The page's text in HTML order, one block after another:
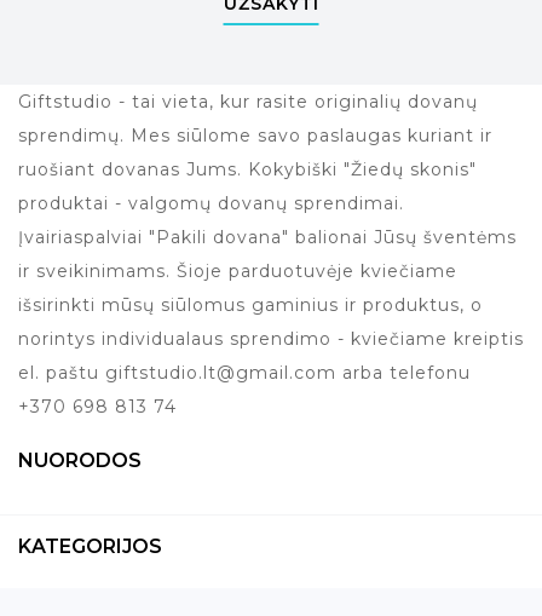
Giftstudio - tai vieta, kur rasite originalių dovanų
sprendimų. Mes siūlome savo paslaugas kuriant ir
ruošiant dovanas Jums. Kokybiški "Žiedų skonis"
produktai - valgomų dovanų sprendimai.
Įvairiaspalviai "Pakili dovana" balionai Jūsų šventėms
ir sveikinimams. Šioje parduotuvėje kviečiame
išsirinkti mūsų siūlomus gaminius ir produktus, o
norintys individualaus sprendimo - kviečiame kreiptis
el. paštu giftstudio.lt@gmail.com arba telefonu
+370 698 813 74
NUORODOS
KATEGORIJOS